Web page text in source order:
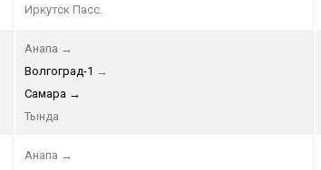
Иркутск Пасс.
Анапа →
Волгоград-1 →
Самара →
Тында
Анапа →